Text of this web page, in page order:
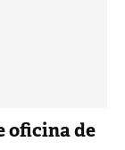
oficina de